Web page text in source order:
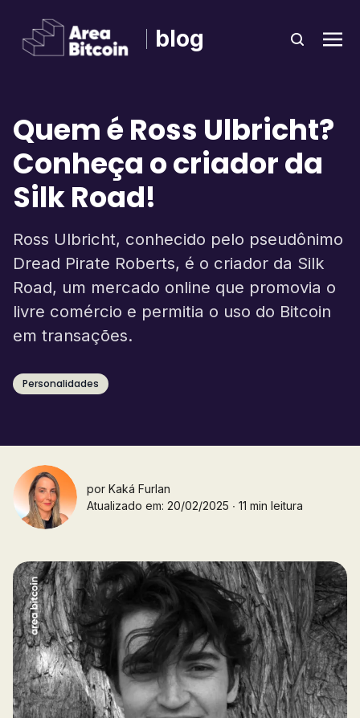
blog
Quem é Ross Ulbricht?
Conheça o criador da
Silk Road!
Ross Ulbricht, conhecido pelo pseudônimo
Dread Pirate Roberts, é o criador da Silk
Road, um mercado online que promovia o
livre comércio e permitia o uso do Bitcoin
em transações.
Personalidades
por Kaká Furlan
Atualizado em: 20/02/2025 ∙ 11 min leitura